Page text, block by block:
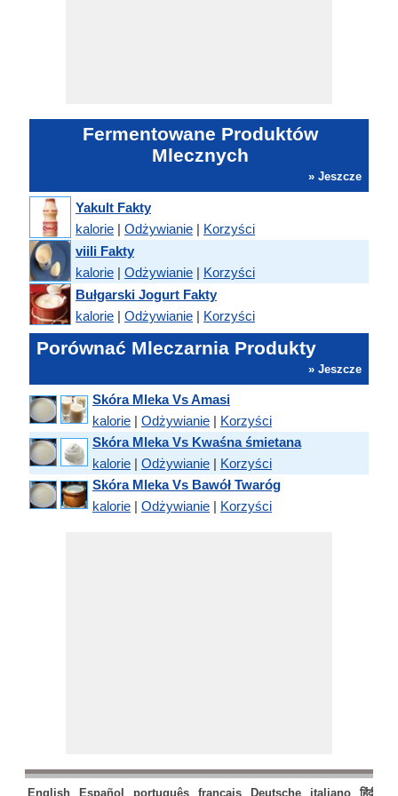
Fermentowane Produktów
Mlecznych
» Jeszcze
Yakult Fakty
kalorie | Odżywianie | Korzyści
viili Fakty
kalorie | Odżywianie | Korzyści
Bułgarski Jogurt Fakty
kalorie | Odżywianie | Korzyści
Porównać Mleczarnia Produkty
» Jeszcze
Skóra Mleka Vs Amasi
kalorie | Odżywianie | Korzyści
Skóra Mleka Vs Kwaśna śmietana
kalorie | Odżywianie | Korzyści
Skóra Mleka Vs Bawół Twaróg
kalorie | Odżywianie | Korzyści
English Español português français Deutsche italiano हिंदी